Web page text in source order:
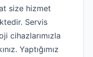
size hizmet
Servis
cihazlarımızla
Yaptığımız